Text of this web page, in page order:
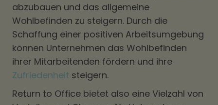
abzubauen und das allgemeine
Wohlbefinden zu steigern. Durch die
Schaffung einer positiven Arbeitsumgebung
können Unternehmen das Wohlbefinden
ihrer Mitarbeitenden fördern und ihre
Zufriedenheit steigern.
Return to Office bietet also eine Vielzahl von